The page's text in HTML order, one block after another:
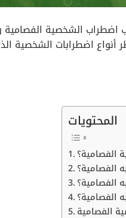
اضطراب الشخصية ا
أنواع اضطرابات الشخصية
المحتويات
الفصامية؟
الفصامية؟
الفصامية؟
الفصامية؟
الفصامية